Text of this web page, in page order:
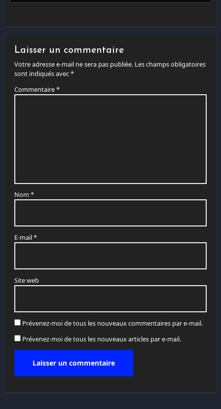
Laisser un commentaire
Votre adresse e-mail ne sera pas publiée. Les champs obligatoires
sont indiqués avec*
Commentaire*
Nom *
E-mail*
Site web
Prévenez-moi de tous les nouveaux commentaires par e-mail.
Prévenez-moi de tous les nouveaux articles par e-mail.